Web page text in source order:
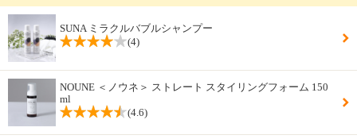
SUNA ミラクルバブルシャンプー
(4)
NOUNE ＜ノウネ＞ ストレート スタイリングフォーム 150
ml
(4.6)